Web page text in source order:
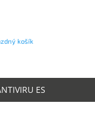
košík
ESET